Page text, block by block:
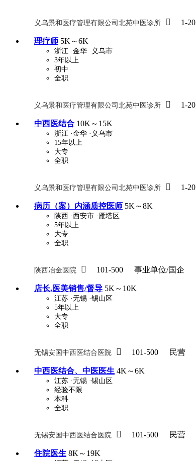
义乌景和医疗管理有限公司北苑中医诊所  1-20
理疗师 5K～6K
浙江 ·金华 ·义乌市
3年以上
初中
全职
义乌景和医疗管理有限公司北苑中医诊所  1-20
中西医结合 10K～15K
浙江 ·金华 ·义乌市
15年以上
大专
全职
义乌景和医疗管理有限公司北苑中医诊所  1-20
病历（案）内涵质控医师 5K～8K
陕西 ·西安市 ·雁塔区
5年以上
大专
全职
陕西冶金医院  101-500
事业单位/国企
店长,医美销售/督导 5K～10K
江苏 ·无锡 ·锡山区
5年以上
大专
全职
无锡安国中西医结合医院  101-500
民营
中西医结合、中医医生 4K～6K
江苏 ·无锡 ·锡山区
经验不限
本科
全职
无锡安国中西医结合医院  101-500 民营
住院医生 8K～19K